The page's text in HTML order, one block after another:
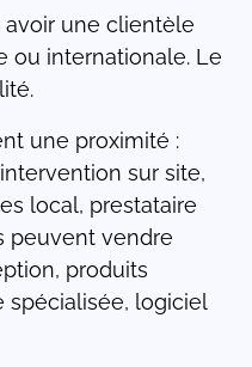
une clientèle
ou internationale. Le
une proximité :
sur site,
local, prestataire
peuvent vendre
produits
spécialisée, logiciel